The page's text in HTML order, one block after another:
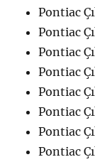
Pontiac
Pontiac
Pontiac
Pontiac
Pontiac
Pontiac
Pontiac
Pontiac